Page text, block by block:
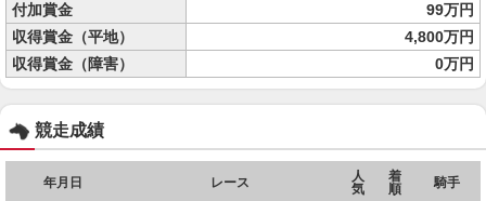
付加賞金
99万円
収得賞金（平地）
4,800万円
収得賞金（障害）
0万円
競走成績
年月日 レース
人
気
着
順
騎手